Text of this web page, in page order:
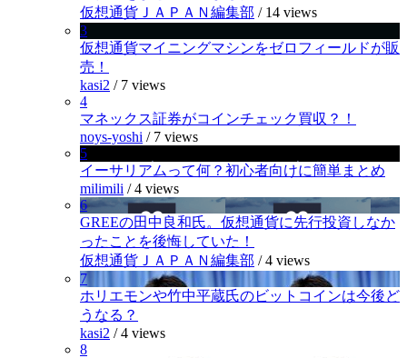
仮想通貨ＪＡＰＡＮ編集部 / 14 views
3
仮想通貨マイニングマシンをゼロフィールドが販
売！
kasi2 / 7 views
4
マネックス証券がコインチェック買収？！
noys-yoshi / 7 views
5
イーサリアムって何？初心者向けに簡単まとめ
milimili /4 views
6
GREEの田中良和氏。仮想通貨に先行投資しなか
ったことを後悔していた！
仮想通貨ＪＡＰＡＮ編集部 /4 views
7
ホリエモンや竹中平蔵氏のビットコインは今後ど
うなる？
kasi2 /4 views
8